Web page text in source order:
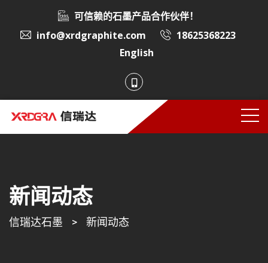
可信赖的石墨产品合作伙伴！
info@xrdgraphite.com
18625368223
English
新闻动态
信瑞达石墨 > 新闻动态